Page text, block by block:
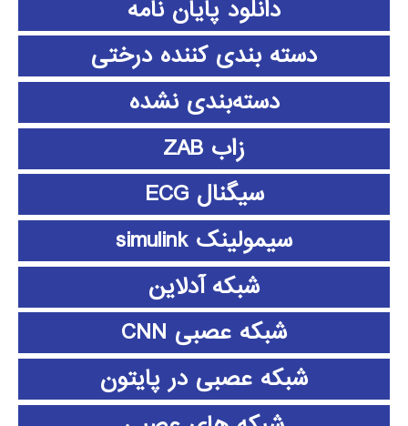
دانلود پايان نامه
دسته بندی کننده درختی
دسته‌بندی نشده
زاب ZAB
سیگنال ECG
سیمولینک simulink
شبکه آدلاین
شبکه عصبی CNN
شبکه عصبی در پایتون